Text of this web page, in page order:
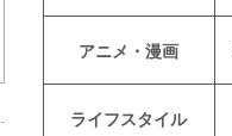
アニメ・漫画
ライフスタイル